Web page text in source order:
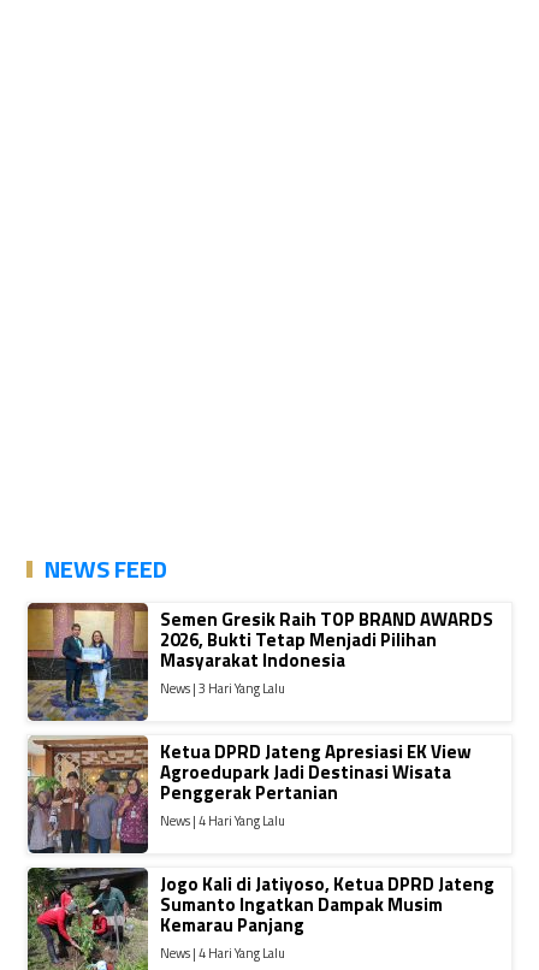
NEWS FEED
Semen Gresik Raih TOP BRAND AWARDS
2026, Bukti Tetap Menjadi Pilihan
Masyarakat Indonesia
News | 3 Hari Yang Lalu
Ketua DPRD Jateng Apresiasi EK View
Agroedupark Jadi Destinasi Wisata
Penggerak Pertanian
News | 4 Hari Yang Lalu
Jogo Kali di Jatiyoso, Ketua DPRD Jateng
Sumanto Ingatkan Dampak Musim
Kemarau Panjang
News | 4 Hari Yang Lalu